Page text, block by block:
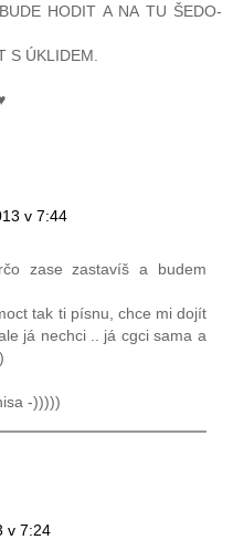
HODIT A NA TU ŠEDO-
S ÚKLIDEM.
v 7:44
zase zastavíš a budem
tak ti písnu, chce mi dojít
já nechci .. já cgci sama a
-)))))
v 7:24